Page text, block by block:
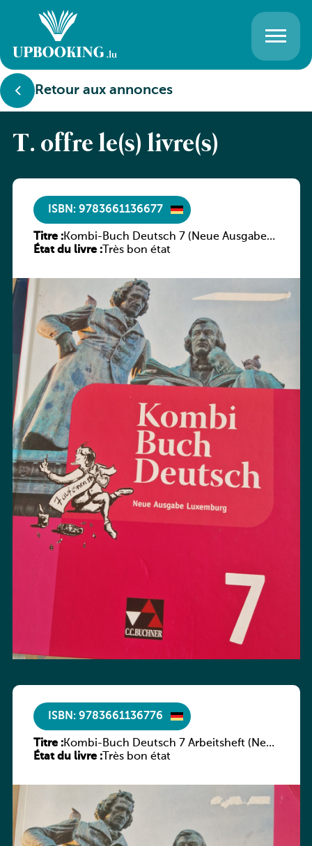
Retour aux annonces
T. offre le(s) livre(s)
ISBN: 9783661136677
Titre :Kombi-Buch Deutsch 7 (Neue Ausgabe
Luxemburg)
État du livre :Très bon état
ISBN: 9783661136776
Titre :Kombi-Buch Deutsch 7 Arbeitsheft (Neue
Ausgabe Luxemburg)
État du livre :Très bon état